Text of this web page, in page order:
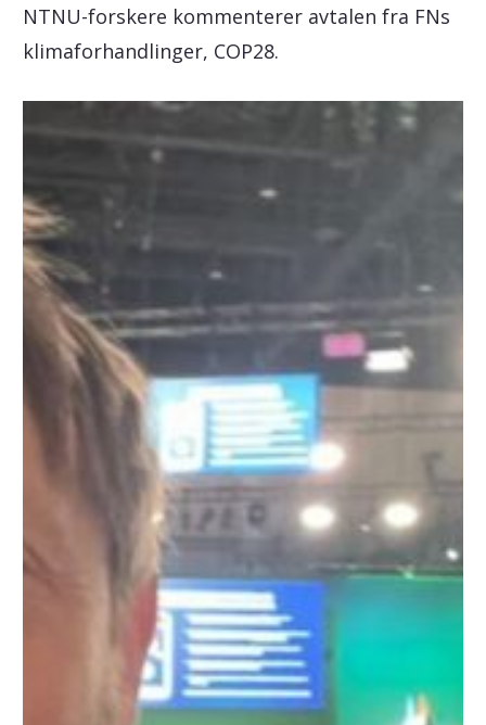
NTNU-forskere kommenterer avtalen fra FNs
klimaforhandlinger, COP28.